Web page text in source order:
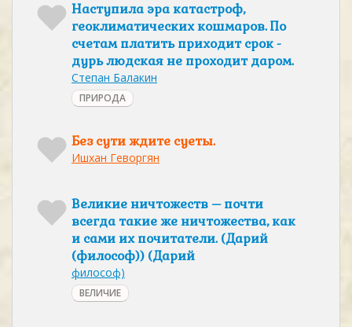
Наступила эра катастроф,
геоклиматических кошмаров. По
счетам платить приходит срок -
дурь людская не проходит даром.
Степан Балакин
ПРИРОДА
Без сути ждите суеты.
Ишхан Геворгян
Великие ничтожеств – почти
всегда такие же ничтожества, как
и сами их почитатели. (Дарий
(философ)) (Дарий
философ)
ВЕЛИЧИЕ